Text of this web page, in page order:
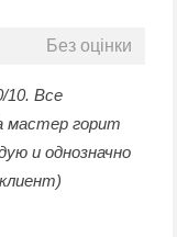
Без оцінки
10. Все
мастер горит
и однозначно